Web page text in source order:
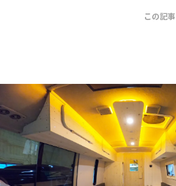
トピックス
TBS Podcast
お知らせ
イベント・グッズ
YouTube
会社情報
この記